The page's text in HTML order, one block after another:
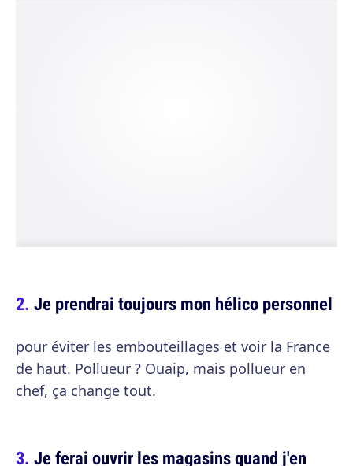
Je prendrai toujours mon hélico personnel
pour éviter les embouteillages et voir la France
de haut. Pollueur ? Ouaip, mais pollueur en
chef, ça change tout.
Je ferai ouvrir les magasins quand j'en